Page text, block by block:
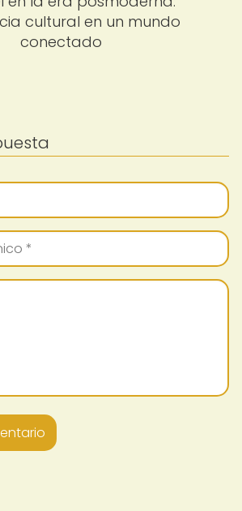
cultural en un mundo
conectado